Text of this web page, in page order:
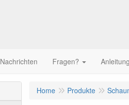
Nachrichten Fragen?
Home Produkte